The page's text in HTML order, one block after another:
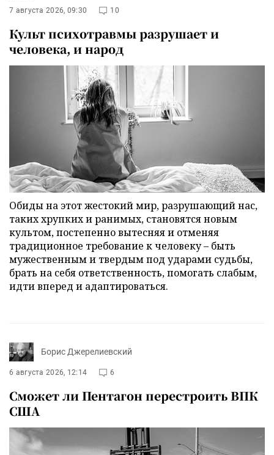
7 августа 2026, 09:30 10
Культ психотравмы разрушает и
человека, и народ
Обиды на этот жестокий мир, разрушающий нас,
таких хрупких и ранимых, становятся новым
культом, постепенно вытесняя и отменяя
традиционное требование к человеку – быть
мужественным и твердым под ударами судьбы,
брать на себя ответственность, помогать слабым,
идти вперед и адаптироваться.
Борис Джерелиевский
6 августа 2026, 12:14 6
Сможет ли Пентагон перестроить ВПК
США